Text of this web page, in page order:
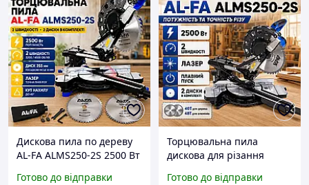
Дискова пила по дереву
AL-FA ALMS250-2S 2500 Вт
Готово до відправки
Торцювальна пила
дискова для різання
Готово до відправки